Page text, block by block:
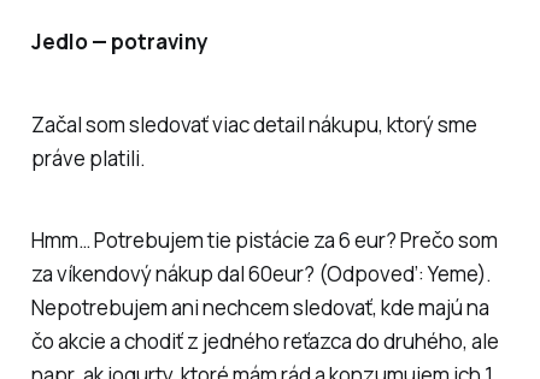
Jedlo — potraviny
Začal som sledovať viac detail nákupu, ktorý sme
práve platili.
Hmm… Potrebujem tie pistácie za 6 eur? Prečo som
za víkendový nákup dal 60eur? (Odpoveď: Yeme).
Nepotrebujem ani nechcem sledovať, kde majú na
čo akcie a chodiť z jedného reťazca do druhého, ale